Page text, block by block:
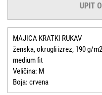
UPIT
MAJICA KRATKI RUKAV
ženska, okrugli izrez, 190 g/
medium fit
Veličina: M
Boja: crvena